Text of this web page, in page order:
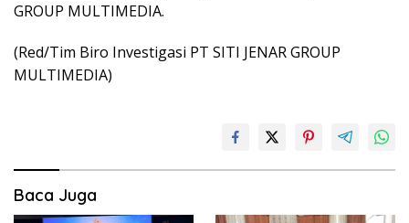
GROUP MULTIMEDIA.
(Red/Tim Biro Investigasi PT SITI JENAR GROUP
MULTIMEDIA)
Baca Juga